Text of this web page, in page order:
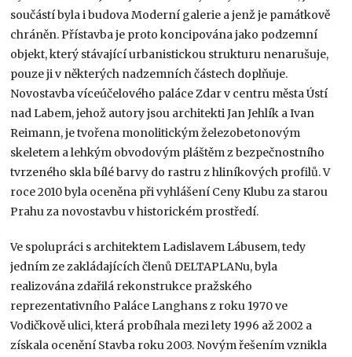
součástí byla i budova Moderní galerie a jenž je památkově
chráněn. Přístavba je proto koncipována jako podzemní
objekt, který stávající urbanistickou strukturu nenarušuje,
pouze ji v některých nadzemních částech doplňuje.
Novostavba víceúčelového paláce Zdar v centru města Ústí
nad Labem, jehož autory jsou architekti Jan Jehlík a Ivan
Reimann, je tvořena monolitickým železobetonovým
skeletem a lehkým obvodovým pláštěm z bezpečnostního
tvrzeného skla bílé barvy do rastru z hliníkových profilů. V
roce 2010 byla oceněna při vyhlášení Ceny Klubu za starou
Prahu za novostavbu v historickém prostředí.
Ve spolupráci s architektem Ladislavem Lábusem, tedy
jedním ze zakládajících členů DELTAPLANu, byla
realizována zdařilá rekonstrukce pražského
reprezentativního Paláce Langhans z roku 1970 ve
Vodičkově ulici, která probíhala mezi lety 1996 až 2002 a
získala ocenění Stavba roku 2003. Novým řešením vznikla